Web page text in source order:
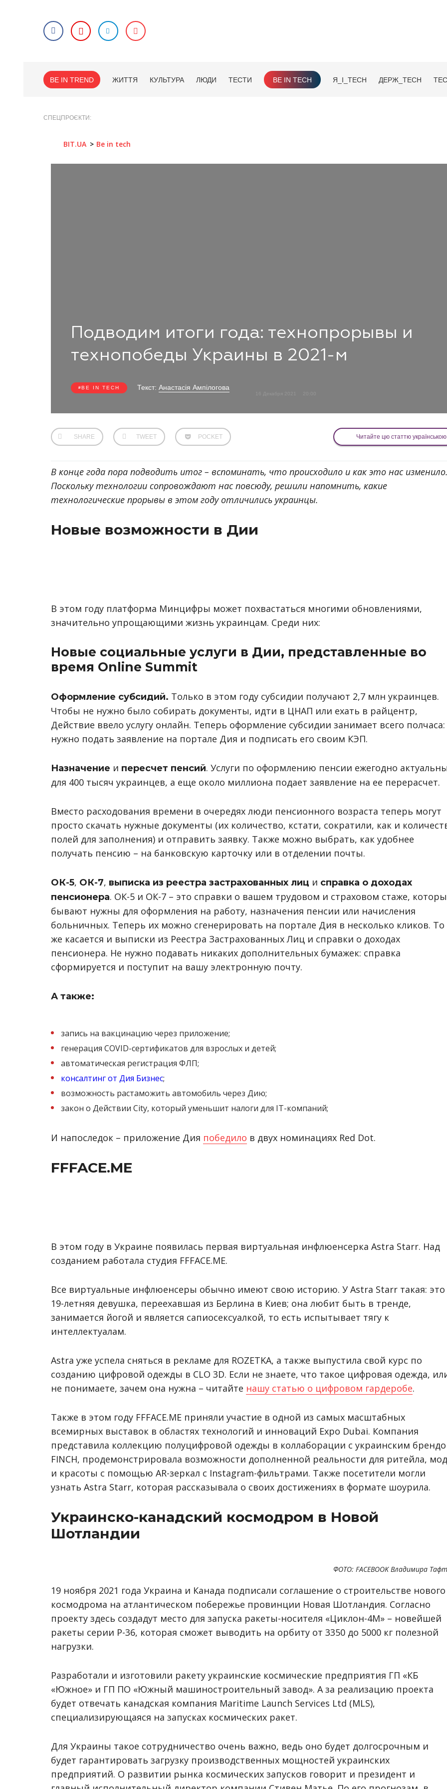
BE IN TREND ЖИТТЯ КУЛЬТУРА ЛЮДИ ТЕСТИ BE IN TECH Я_І_TECH ДЕРЖ_TECH
СПЕЦПРОЄКТИ
BIT.UA Be in tech
Подводим итоги года: технопрорывы и
технопобеды Украины в 2021-м
BE IN TECH Текст: Анастасія Ампілогова
SHARE TWEET POCKET Читайте цю статтю українською
В конце года пора подводить итог – вспоминать, что происходило и как это нас
Поскольку технологии сопровождают нас повсюду, решили напомнить, какие
технологические прорывы в этом году отличились украинцы.
Новые возможности в Дии
В этом году платформа Минцифры может похвастаться многими обновлениями,
значительно упрощающими жизнь украинцам. Среди них:
Новые социальные услуги в Дии, представленные во
время Online Summit
Оформление субсидий. Только в этом году субсидии получают 2,7 млн ​​украинцев.
Чтобы не нужно было собирать документы, идти в ЦНАП или ехать в райцентр,
Действие ввело услугу онлайн. Теперь оформление субсидии занимает всего полчаса:
нужно подать заявление на портале Дия и подписать его своим КЭП.
Назначение и пересчет пенсий. Услуги по оформлению пенсии ежегодно
для 400 тысяч украинцев, а еще около миллиона подает заявление на ее перерасчет.
Вместо расходования времени в очередях люди пенсионного возраста теперь могут
просто скачать нужные документы (их количество, кстати, сократили, как и
полей для заполнения) и отправить заявку. Также можно выбрать, как удобнее
получать пенсию – на банковскую карточку или в отделении почты.
ОК-5, ОК-7, выписка из реестра застрахованных лиц и справка о доходах
пенсионера. ОК-5 и ОК-7 – это справки о вашем трудовом и страховом стаже,
бывают нужны для оформления на работу, назначения пенсии или начисления
больничных. Теперь их можно сгенерировать на портале Дия в несколько кликов. То
же касается и выписки из Реестра Застрахованных Лиц и справки о доходах
пенсионера. Не нужно подавать никаких дополнительных бумажек: справка
сформируется и поступит на вашу электронную почту.
А также:
запись на вакцинацию через приложение;
генерация COVID-сертификатов для взрослых и детей;
автоматическая регистрация ФЛП;
консалтинг от Дия Бизнес;
возможность растаможить автомобиль через Дию;
закон о Действии City, который уменьшит налоги для IT-компаний;
И напоследок – приложение Дия победило в двух номинациях Red Dot.
FFFACE.ME
В этом году в Украине появилась первая виртуальная инфлюенсерка Astra Starr. Над
созданием работала студия FFFACE.ME.
Все виртуальные инфлюенсеры обычно имеют свою историю. У Astra Starr такая: это
19-летняя девушка, переехавшая из Берлина в Киев; она любит быть в тренде,
занимается йогой и является сапиосексуалкой, то есть испытывает тягу к
интеллектуалам.
Astra уже успела сняться в рекламе для ROZETKA, а также выпустила свой курс по
созданию цифровой одежды в CLO 3D. Если не знаете, что такое цифровая одежда,
не понимаете, зачем она нужна – читайте нашу статью о цифровом гардеробе.
Также в этом году FFFACE.ME приняли участие в одной из самых масштабных
всемирных выставок в областях технологий и инноваций Expo Dubai. Компания
представила коллекцию полуцифровой одежды в коллаборации с украинским
FINCH, продемонстрировала возможности дополненной реальности для ритейла,
и красоты с помощью AR-зеркал с Instagram-фильтрами. Также посетители могли
узнать Astra Starr, которая рассказывала о своих достижениях в формате шоурила.
Украинско-канадский космодром в Новой
Шотландии
ФОТО: FACEBOOK Владимира
19 ноября 2021 года Украина и Канада подписали соглашение о строительстве нового
космодрома на атлантическом побережье провинции Новая Шотландия. Согласно
проекту здесь создадут место для запуска ракеты-носителя «Циклон-4М» – новейшей
ракеты серии Р-36, которая сможет выводить на орбиту от 3350 до 5000 кг полезной
нагрузки.
Разработали и изготовили ракету украинские космические предприятия ГП «КБ
«Южное» и ГП ПО «Южный машиностроительный завод». А за реализацию проекта
будет отвечать канадская компания Maritime Launch Services Ltd (MLS),
специализирующаяся на запусках космических ракет.
Для Украины такое сотрудничество очень важно, ведь оно будет долгосрочным и
будет гарантировать загрузку производственных мощностей украинских
предприятий. О развитии рынка космических запусков говорит и президент и